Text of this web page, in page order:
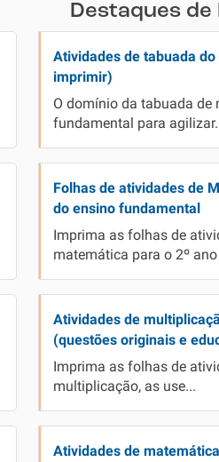
Destaques de
Atividades de tabuada
imprimir)
O domínio da tabuada de
fundamental para
Folhas de atividades de
do ensino fundamental
Imprima as folhas de
matemática para o 2º ano
Atividades de
(questões originais e
Imprima as folhas de
multiplicação, as use...
Atividades de